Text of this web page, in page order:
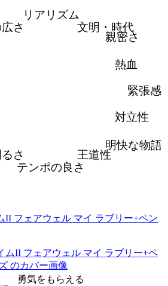
リアリズム
文明・時代
親密さ
熱血
緊張感
対立性
明快な物語
王道性
テンポの良さ
さ
さ
II フェアウェル マイ ラブリー+ペン
勇気をもらえる